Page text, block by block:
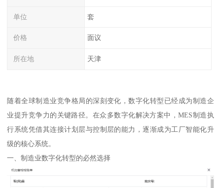
单位 套
价格 面议
所在地 天津
随着全球制造业竞争格局的深刻变化，数字化转型已经成为制造企
业提升竞争力的关键路径。在众多数字化解决方案中，MES制造执
行系统凭借其连接计划层与控制层的能力，逐渐成为工厂智能化升
级的核心系统。
一、制造业数字化转型的必然选择